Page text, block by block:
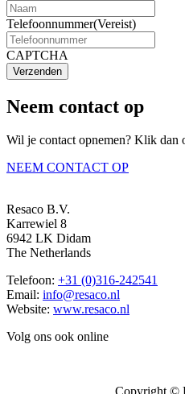
Telefoonnummer(Vereist)
CAPTCHA
Verzenden
Neem contact op
Wil je contact opnemen? Klik dan
NEEM CONTACT OP
Resaco B.V.
Karrewiel 8
6942 LK Didam
The Netherlands
Telefoon: +31 (0)316-242541
Email: info@resaco.nl
Website: www.resaco.nl
Volg ons ook online